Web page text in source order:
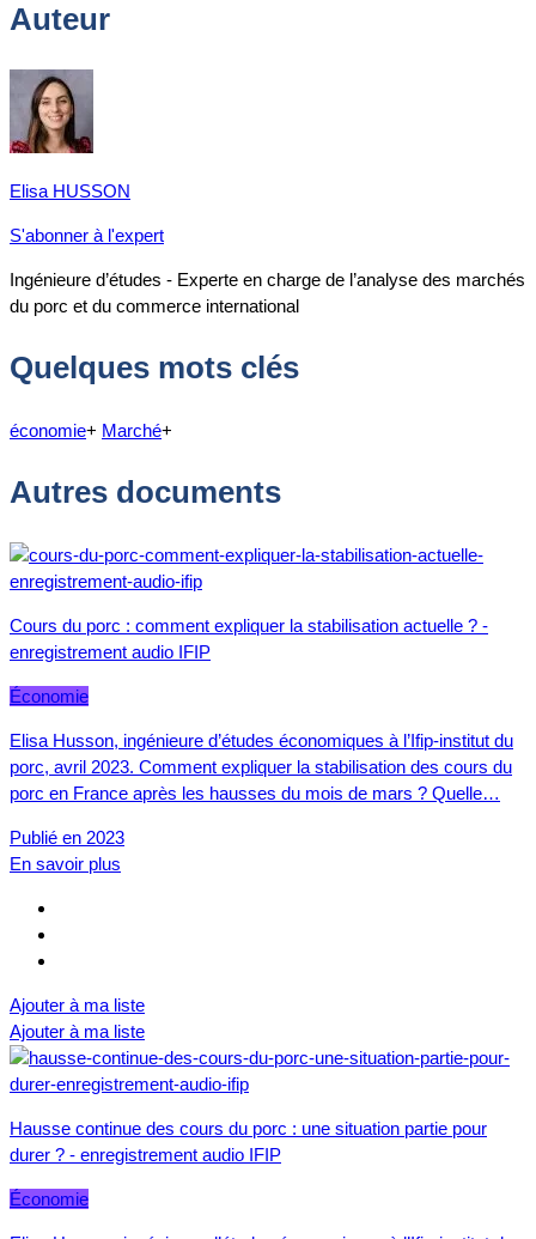
Auteur
Elisa HUSSON
S'abonner à l'expert
Ingénieure d’études - Experte en charge de l’analyse des marchés
du porc et du commerce international
Quelques mots clés
économie+ Marché+
Autres documents
Cours du porc : comment expliquer la stabilisation actuelle ? -
enregistrement audio IFIP
Économie
Elisa Husson, ingénieure d’études économiques à l’Ifip-institut du
porc, avril 2023. Comment expliquer la stabilisation des cours du
porc en France après les hausses du mois de mars ? Quelle…
Publié en 2023
En savoir plus
Ajouter à ma liste
Ajouter à ma liste
Hausse continue des cours du porc : une situation partie pour
durer ? - enregistrement audio IFIP
Économie